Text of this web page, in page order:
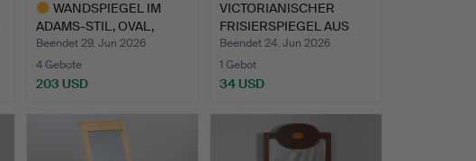
WANDSPIEGEL IM
ADAMS-STIL, OVAL,
VERGOLDET…
Beendet 29. Jun 2026
4 Gebote
203 USD
VICTORIANISCHER
FRISIERSPIEGEL AUS
NUSSHOL…
Beendet 24. Jun 2026
1 Gebot
34 USD